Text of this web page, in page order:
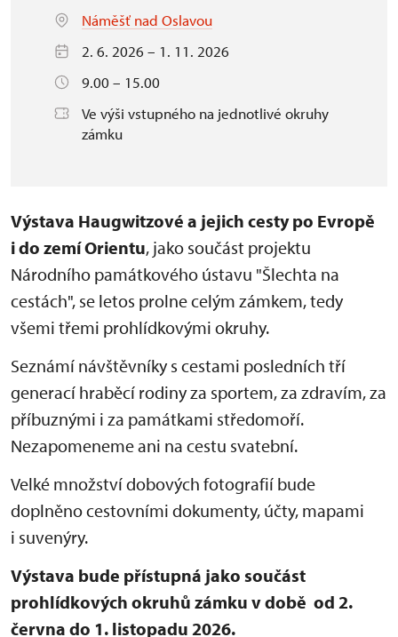
Náměšť nad Oslavou
2. 6. 2026 – 1. 11. 2026
9.00 – 15.00
Ve výši vstupného na jednotlivé okruhy
zámku
Výstava Haugwitzové a jejich cesty po Evropě
i do zemí Orientu, jako součást projektu
Národního památkového ústavu "Šlechta na
cestách", se letos prolne celým zámkem, tedy
všemi třemi prohlídkovými okruhy.
Seznámí návštěvníky s cestami posledních tří
generací hraběcí rodiny za sportem, za zdravím, za
příbuznými i za památkami středomoří.
Nezapomeneme ani na cestu svatební.
Velké množství dobových fotografií bude
doplněno cestovními dokumenty, účty, mapami
i suvenýry.
Výstava bude přístupná jako součást
prohlídkových okruhů zámku v době od 2.
června do 1. listopadu 2026.